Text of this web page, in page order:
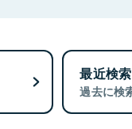
最近検
過去に検